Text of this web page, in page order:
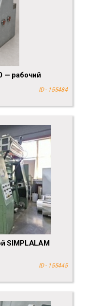
— рабочий
ID - 155484
SIMPLALAM
ID - 155445